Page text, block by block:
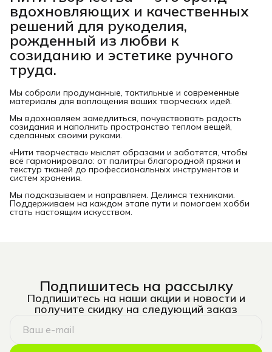
вдохновляющих и качественных
решений для рукоделия,
рожденный из любви к
созиданию и эстетике ручного
труда.
Мы собрали продуманные, тактильные и современные
материалы для воплощения ваших творческих идей.
Мы вдохновляем замедлиться, почувствовать радость
созидания и наполнить пространство теплом вещей,
сделанных своими руками.
«Нити творчества» мыслят образами и заботятся, чтобы
всё гармонировало: от палитры благородной пряжи и
текстур тканей до профессиональных инструментов и
систем хранения.
Мы подсказываем и направляем. Делимся техниками.
Поддерживаем на каждом этапе пути и помогаем хобби
стать настоящим искусством.
Подпишитесь на рассылку
Подпишитесь на наши акции и новости и
получите скидку на следующий заказ